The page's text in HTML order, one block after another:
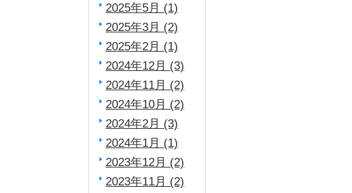
2025年5月 (1)
2025年3月 (2)
2025年2月 (1)
2024年12月 (3)
2024年11月 (2)
2024年10月 (2)
2024年2月 (3)
2024年1月 (1)
2023年12月 (2)
2023年11月 (2)